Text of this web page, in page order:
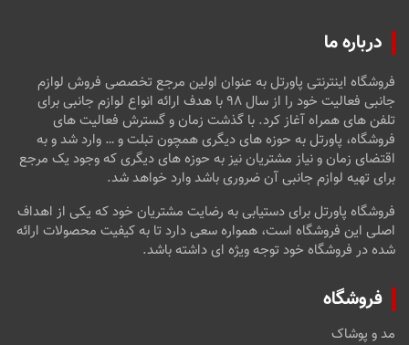
درباره ما
فروشگاه اینترنتی پاورتل به عنوان اولین مرجع تخصصی فروش لوازم
جانبی فعالیت خود را از سال ۹۸ با هدف ارائه انواع لوازم جانبی برای
تلفن های همراه آغاز کرد. با گذشت زمان و گسترش فعالیت های
فروشگاه، پاورتل به حوزه های دیگری همچون تبلت و … وارد شد و به
اقتضای زمان و نیاز مشتریان نیز به حوزه های دیگری که وجود یک مرجع
برای تهیه لوازم جانبی آن ضروری باشد وارد خواهد شد.
فروشگاه پاورتل برای دستیابی به رضایت مشتریان خود که یکی از اهداف
اصلی این فروشگاه است، همواره سعی دارد تا به کیفیت محصولات ارائه
شده در فروشگاه خود توجه ویژه ای داشته باشد.
فروشگاه
مد و پوشاک